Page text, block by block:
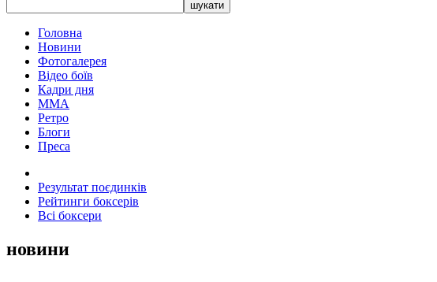
Головна
Новини
Фотогалерея
Відео боїв
Кадри дня
ММА
Ретро
Блоги
Преса
Результат поєдинків
Рейтинги боксерів
Всі боксери
новини